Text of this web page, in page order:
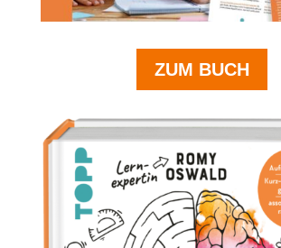
ZUM BUCH